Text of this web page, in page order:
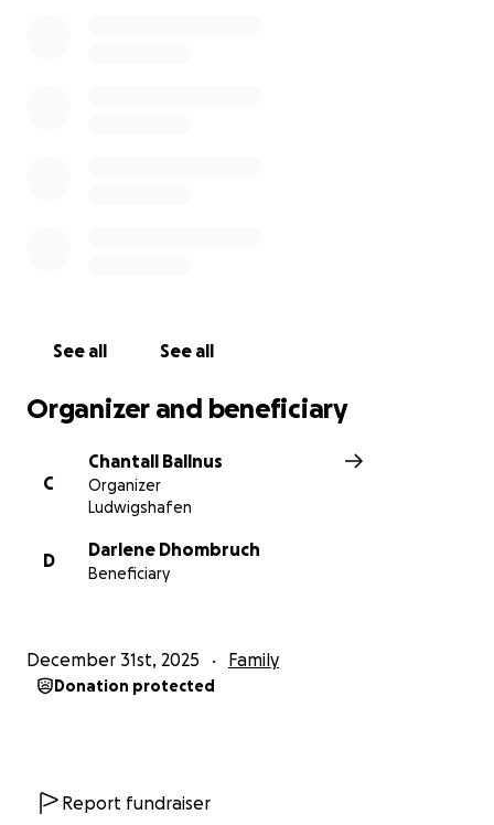
See all See all
Organizer and beneficiary
C
Chantall Ballnus
Organizer
Ludwigshafen
D
Darlene Dhombruch
Beneficiary
December 31st, 2025 Family
Donation protected
Report fundraiser